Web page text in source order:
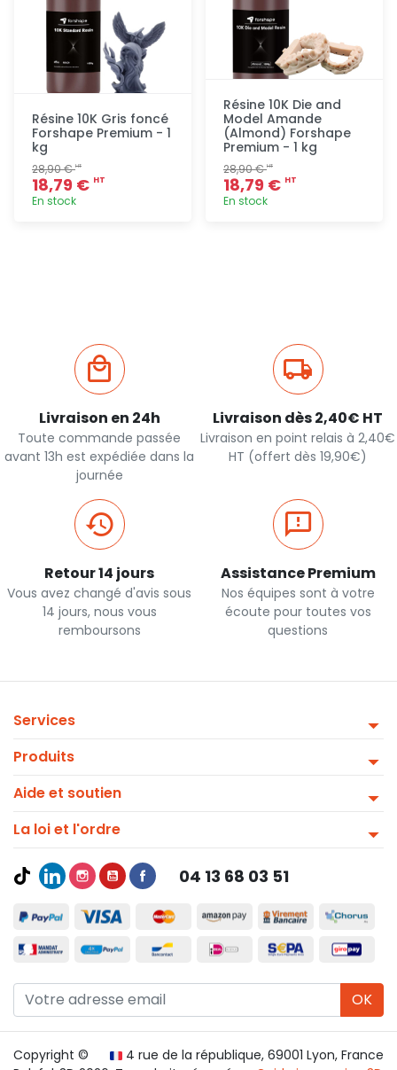
Résine 10K Gris foncé
Forshape Premium - 1
kg
28,90 €HT
18,79 € HT
En stock
Résine 10K Die and
Model Amande
(Almond) Forshape
Premium - 1 kg
28,90 €HT
18,79 € HT
En stock
Livraison en 24h
Toute commande passée
avant 13h est expédiée dans la
journée
Livraison dès 2,40€ HT
Livraison en point relais à 2,40€
HT (offert dès 19,90€)
Retour 14 jours
Vous avez changé d'avis sous
14 jours, nous vous
remboursons
Assistance Premium
Nos équipes sont à votre
écoute pour toutes vos
questions
Services
Produits
Aide et soutien
La loi et l'ordre
04 13 68 03 51
OK
4 rue de la république, 69001 Lyon, France
Copyright ©